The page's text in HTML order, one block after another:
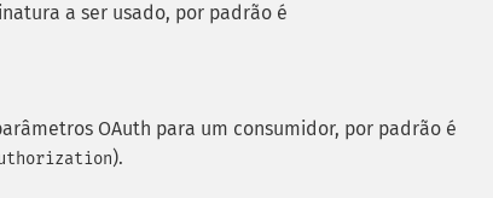
a ser usado, por padrão é
OAuth para um consumidor, por padrão é
).